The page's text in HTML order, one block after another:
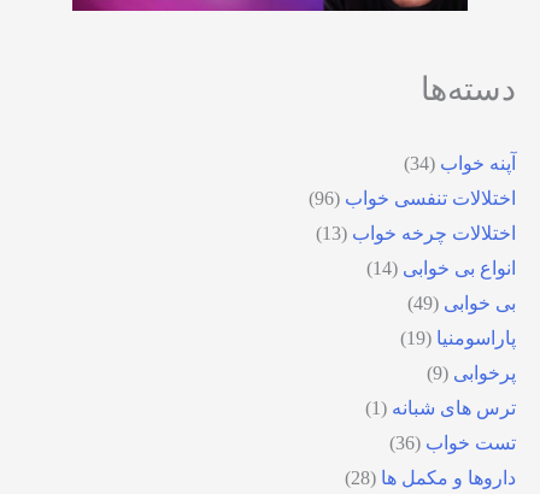
دسته‌ها
آپنه خواب (34)
اختلالات تنفسی خواب (96)
اختلالات چرخه خواب (13)
انواع بی خوابی (14)
بی خوابی (49)
پاراسومنیا (19)
پرخوابی (9)
ترس های شبانه (1)
تست خواب (36)
داروها و مکمل ها (28)